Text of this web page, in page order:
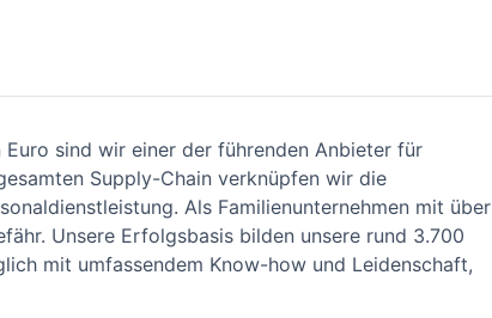
sind wir einer der führenden Anbieter für
Supply-Chain verknüpfen wir die
Als Familienunternehmen mit über
Unsere Erfolgsbasis bilden unsere rund 3.700
mit umfassendem Know-how und Leidenschaft,